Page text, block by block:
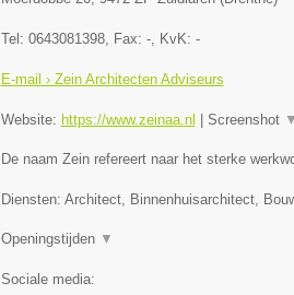
Tel: 0643081398, Fax: -, KvK: -
E-mail › Zein Architecten Adviseurs
Website: https://www.zeinaa.nl Screenshot ▼
De naam Zein refereert naar het sterke
Diensten: Architect, Binnenhuisarchitect,
Openingstijden ▼
Sociale media: